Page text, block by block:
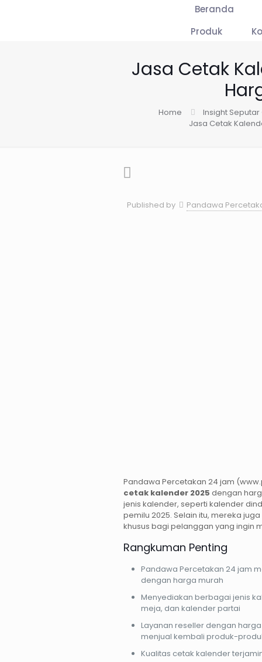
Beranda
Produk
Jasa Cetak
Home
Insight Seputar
Jasa Cetak
Published by Pandawa
Pandawa Percetakan 24 jam
cetak kalender 2025 dengan
jenis kalender, seperti kalender
pemilu 2025. Selain itu, mereka
khusus bagi pelanggan yang ingin
Rangkuman Penting
Pandawa Percetakan 24 jam
dengan harga murah
Menyediakan berbagai jenis
meja, dan kalender partai
Layanan reseller dengan
menjual kembali produk-
Kualitas cetak kalender